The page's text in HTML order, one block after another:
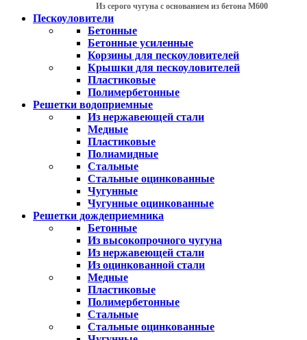
Из серого чугуна с основанием из бетона М600
Пескоуловители
Бетонные
Бетонные усиленные
Корзины для пескоуловителей
Крышки для пескоуловителей
Пластиковые
Полимербетонные
Решетки водоприемные
Из нержавеющей стали
Медные
Пластиковые
Полиамидные
Стальные
Стальные оцинкованные
Чугунные
Чугунные оцинкованные
Решетки дождеприемника
Бетонные
Из высокопрочного чугуна
Из нержавеющей стали
Из оцинкованной стали
Медные
Пластиковые
Полимербетонные
Стальные
Стальные оцинкованные